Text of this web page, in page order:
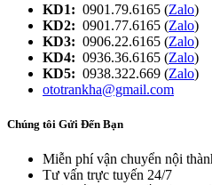
KD1: 0901.79.6165 (Zalo)
KD2: 0901.77.6165 (Zalo)
KD3: 0906.22.6165 (Zalo)
KD4: 0936.36.6165 (Zalo)
KD5: 0938.322.669 (Zalo)
ototrankha@gmail.com
Chúng tôi Gửi Đến Bạn
Miễn phí vận chuyển nội
Tư vấn trực tuyến 24/7